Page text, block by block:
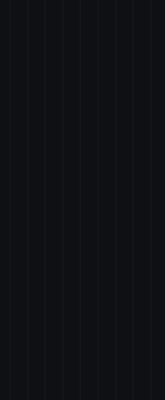
ロの旅券を所持する外国人の上陸申請の特例に関する法
めの産業競争力強化法等の一部を改正する法律案
日本中央競馬会の国庫納付金の納付に関する臨時措置法
関する法律の一部を改正する法律案
部を改正する法律案
案